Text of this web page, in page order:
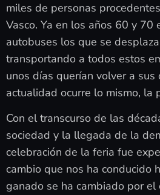
miles de personas
Vasco. Ya en los años 60 y 70
autobuses los que se
transportando a todos estos
unos días querían volver a sus
actualidad ocurre lo mismo, la
Con el transcurso de las
sociedad y la llegada de la
celebración de la feria fue
cambio que nos ha conducido
ganado se ha cambiado por el